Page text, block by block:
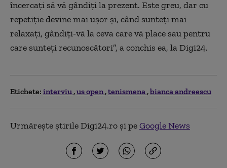
încercați să vă gândiți la prezent. Este greu, dar cu
repetiție devine mai ușor și, când sunteți mai
relaxați, gândiți-vă la ceva care vă place sau pentru
care sunteți recunoscători”, a conchis ea, la Digi24.
Etichete: interviu us open tenismena bianca andreescu
Urmărește știrile Digi24.ro și peGoogle News